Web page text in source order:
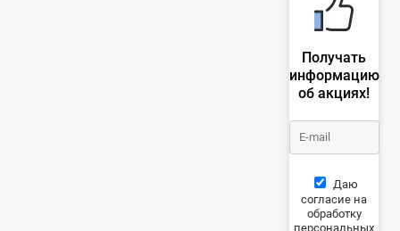
Получать
информацию
об акциях!
Даю
согласие на
обработку
персональных